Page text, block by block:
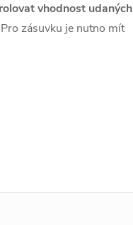
vhodnost udaných
zásuvku je nutno mít